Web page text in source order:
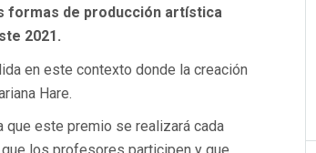
formas de producción artística
2021.
en este contexto donde la creación
Hare.
que este premio se realizará cada